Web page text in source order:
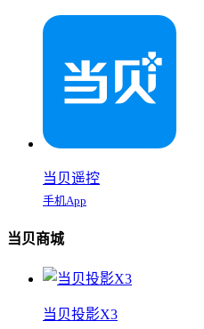
当贝遥控
手机App
当贝商城
当贝投影X3